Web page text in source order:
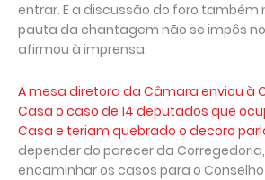
entrar. E a discussão do foro também
pauta da chantagem não se impôs no
afirmou à imprensa.
A mesa diretora da Câmara enviou à
Casa o caso de 14 deputados que
Casa e teriam quebrado o decoro
depender do parecer da
encaminhar os casos para o Conselho